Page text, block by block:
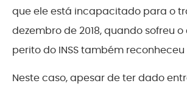
que ele está incapacitado para o
dezembro de 2018, quando sofreu o
perito do INSS também reconheceu
Neste caso, apesar de ter dado